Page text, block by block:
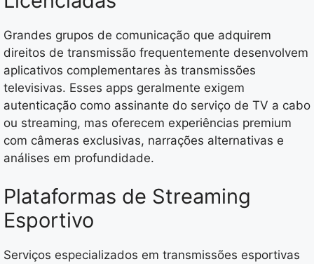
Grandes grupos de comunicação que adquirem
direitos de transmissão frequentemente desenvolvem
aplicativos complementares às transmissões
televisivas. Esses apps geralmente exigem
autenticação como assinante do serviço de TV a cabo
ou streaming, mas oferecem experiências premium
com câmeras exclusivas, narrações alternativas e
análises em profundidade.
Plataformas de Streaming
Esportivo
Serviços especializados em transmissões esportivas